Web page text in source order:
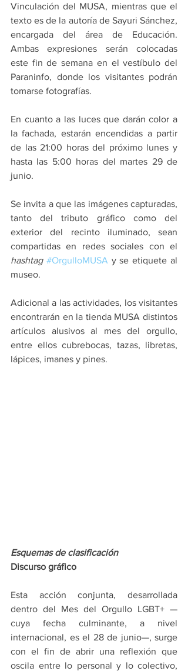
Vinculación del MUSA, mientras que el
texto es de la autoría de Sayuri Sánchez,
encargada del área de Educación.
Ambas expresiones serán colocadas
este fin de semana en el vestíbulo del
Paraninfo, donde los visitantes podrán
tomarse fotografías.
En cuanto a las luces que darán color a
la fachada, estarán encendidas a partir
de las 21:00 horas del próximo lunes y
hasta las 5:00 horas del martes 29 de
junio.
Se invita a que las imágenes capturadas,
tanto del tributo gráfico como del
exterior del recinto iluminado, sean
hashtag #OrgulloMUSA y se etiquete al
museo.
Adicional a las actividades, los visitantes
encontrarán en la tienda MUSA distintos
artículos alusivos al mes del orgullo,
entre ellos cubrebocas, tazas, libretas,
lápices, imanes y pines.
Esquemas de clasificación
Discurso gráfico
Esta acción conjunta, desarrollada
dentro del Mes del Orgullo LGBT+ —
cuya fecha culminante, a nivel
internacional, es el 28 de junio—, surge
con el fin de abrir una reflexión que
oscila entre lo personal y lo colectivo,